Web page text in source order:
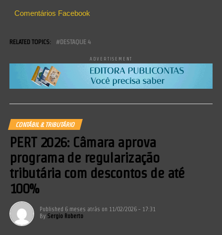
Comentários Facebook
RELATED TOPICS: DESTAQUE 4
ADVERTISEMENT
CONTÁBIL & TRIBUTÁRIO
PERT 2026: Câmara aprova
programa de regularização
tributária com descontos de até
100%
Published 6 meses atrás on 11/02/2026 - 17:31
By Sergio Roberto